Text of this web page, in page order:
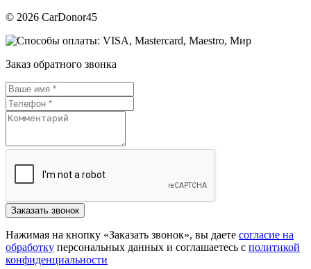
© 2026 CarDonor45
Заказ обратного звонка
Нажимая на кнопку «Заказать звонок», вы даете согласие на
обработку персональных данных и соглашаетесь c политикой
конфиденциальности